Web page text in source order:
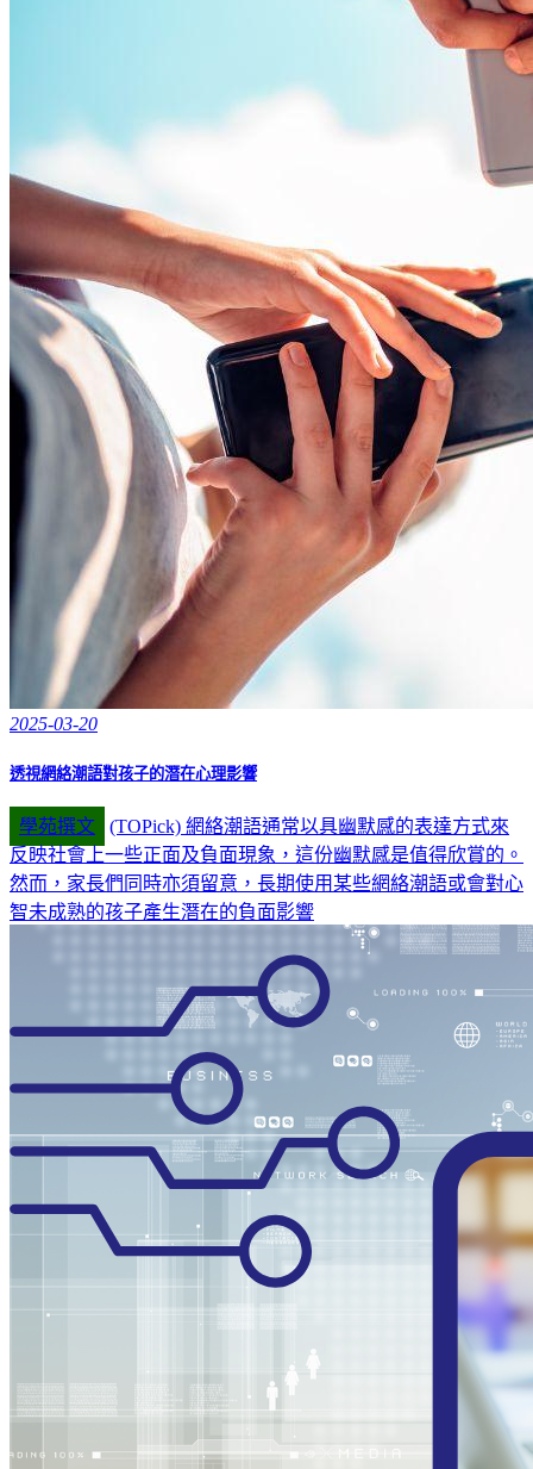
2025-03-20
透視網絡潮語對孩子的潛在心理影響
學苑撰文
(TOPick) 網絡潮語通常以具幽默感的表達方式來
反映社會上一些正面及負面現象，這份幽默感是值得欣賞的。
然而，家長們同時亦須留意，長期使用某些網絡潮語或會對心
智未成熟的孩子產生潛在的負面影響